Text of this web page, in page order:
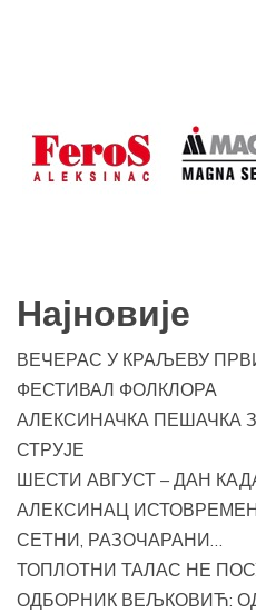
Најновије
ВЕЧЕРАС У КРАЉЕВУ
ФЕСТИВАЛ ФОЛКЛОРА
АЛЕКСИНАЧКА ПЕШАЧКА
СТРУЈЕ
ШЕСТИ АВГУСТ – ДАН
АЛЕКСИНАЦ
СЕТНИ, РАЗОЧАРАНИ…
ТОПЛОТНИ ТАЛАС НЕ
ОДБОРНИК ВЕЉКОВИЋ: